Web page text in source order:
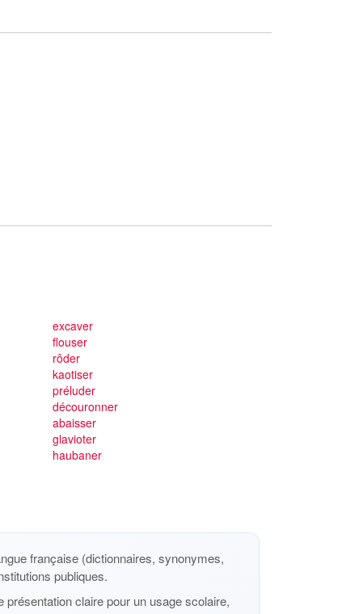
excaver
flouser
rôder
kaotiser
préluder
découronner
abaisser
glavioter
haubaner
française (dictionnaires, synonymes,
publiques.
claire pour un usage scolaire,